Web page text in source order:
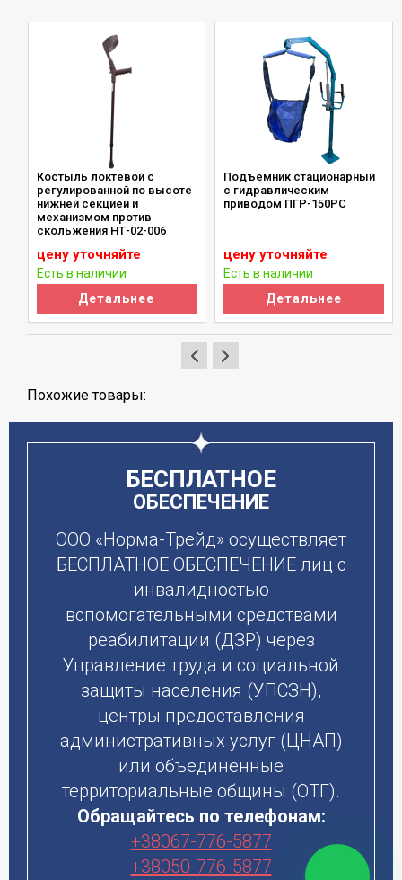
Костыль локтевой с
регулированной по высоте
нижней секцией и
механизмом против
скольжения НТ-02-006
цену уточняйте
Есть в наличии
Детальнее
Подъемник стационарный
с гидравлическим
приводом ПГР-150РС
цену уточняйте
Есть в наличии
Детальнее
Похожие товары:
БЕСПЛАТНОЕ
ОБЕСПЕЧЕНИЕ
ООО «Норма-Трейд» осуществляет
БЕСПЛАТНОЕ ОБЕСПЕЧЕНИЕ лиц с
инвалидностью
вспомогательными средствами
реабилитации (ДЗР) через
Управление труда и социальной
защиты населения (УПСЗН),
центры предоставления
административных услуг (ЦНАП)
или объединенные
территориальные общины (ОТГ).
Обращайтесь по телефонам:
+38067-776-5877
+38050-776-5877